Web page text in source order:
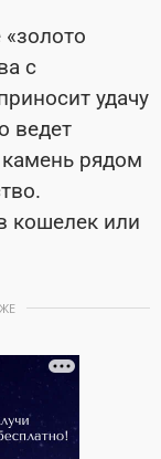
с
удачу
ведет
камень рядом
кошелек или